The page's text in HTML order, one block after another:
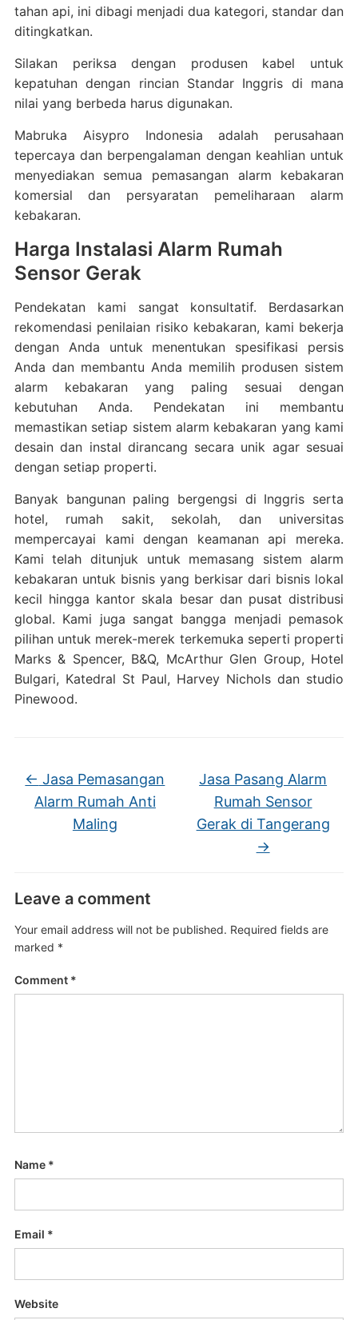
tahan api, ini dibagi menjadi dua kategori, standar dan
ditingkatkan.
Silakan periksa dengan produsen kabel untuk
kepatuhan dengan rincian Standar Inggris di mana
nilai yang berbeda harus digunakan.
Mabruka Aisypro Indonesia adalah perusahaan
tepercaya dan berpengalaman dengan keahlian untuk
menyediakan semua pemasangan alarm kebakaran
komersial dan persyaratan pemeliharaan alarm
kebakaran.
Harga Instalasi Alarm Rumah
Sensor Gerak
Pendekatan kami sangat konsultatif. Berdasarkan
rekomendasi penilaian risiko kebakaran, kami bekerja
dengan Anda untuk menentukan spesifikasi persis
Anda dan membantu Anda memilih produsen sistem
alarm kebakaran yang paling sesuai dengan
kebutuhan Anda. Pendekatan ini membantu
memastikan setiap sistem alarm kebakaran yang kami
desain dan instal dirancang secara unik agar sesuai
dengan setiap properti.
Banyak bangunan paling bergengsi di Inggris serta
hotel, rumah sakit, sekolah, dan universitas
mempercayai kami dengan keamanan api mereka.
Kami telah ditunjuk untuk memasang sistem alarm
kebakaran untuk bisnis yang berkisar dari bisnis lokal
kecil hingga kantor skala besar dan pusat distribusi
global. Kami juga sangat bangga menjadi pemasok
pilihan untuk merek-merek terkemuka seperti properti
Marks & Spencer, B&Q, McArthur Glen Group, Hotel
Bulgari, Katedral St Paul, Harvey Nichols dan studio
Pinewood.
← Jasa Pemasangan
Alarm Rumah Anti
Maling
Jasa Pasang Alarm
Rumah Sensor
Gerak di Tangerang
→
Leave a comment
Your email address will not be published. Required fields are
marked *
Comment *
Name *
Email *
Website